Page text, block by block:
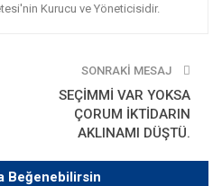
Kurucu ve Yöneticisidir.
SONRAKI MESAJ
SEÇİMMİ VAR YOKSA
ÇORUM İKTİDARIN
AKLINAMI DÜŞTÜ.
Beğenebilirsin